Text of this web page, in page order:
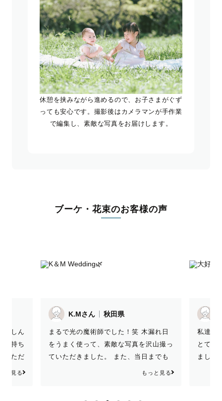
休憩を挟みながら進めるので、お子さまがぐず
っても安心です。撮影後はカメラマンが手作業
で編集し、素敵な写真をお届けします。
ブーケ・花束のお客様の声
楽しん
気持ち
いただ
かった
と見る
K.Mさん 秋田県
まるで光の魔術師でした！笑 木漏れ日
をうまく使って、素敵な写真を沢山撮っ
ていただきました。 また、当日までも
綿密に連絡をとって希望を聞いてくださ
もっと見る
私達よ
とても
ました